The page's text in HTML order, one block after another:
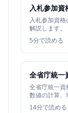
入札参加資
入札参加資
解説します。
5分で読める
全省庁統一
全省庁統一資
数値の計算、
14分で読める